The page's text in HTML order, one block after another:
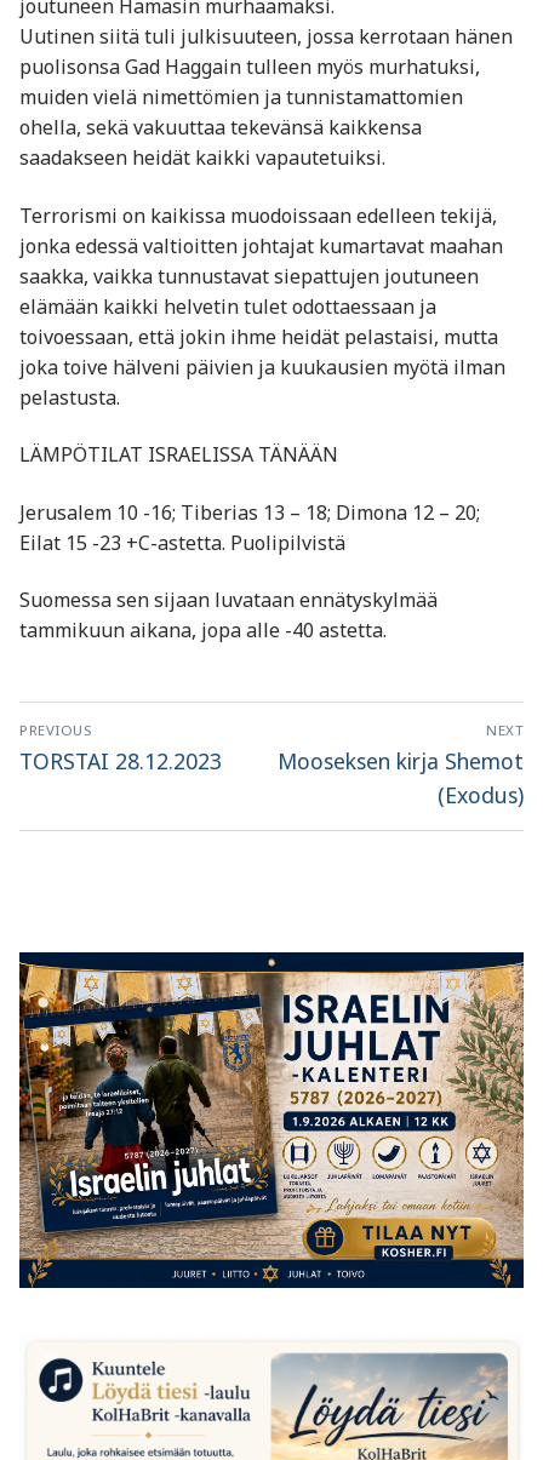
joutuneen Hamasin murhaamaksi.
Uutinen siitä tuli julkisuuteen, jossa kerrotaan hänen
puolisonsa Gad Haggain tulleen myös murhatuksi,
muiden vielä nimettömien ja tunnistamattomien
ohella, sekä vakuuttaa tekevänsä kaikkensa
saadakseen heidät kaikki vapautetuiksi.
Terrorismi on kaikissa muodoissaan edelleen tekijä,
jonka edessä valtioitten johtajat kumartavat maahan
saakka, vaikka tunnustavat siepattujen joutuneen
elämään kaikki helvetin tulet odottaessaan ja
toivoessaan, että jokin ihme heidät pelastaisi, mutta
joka toive hälveni päivien ja kuukausien myötä ilman
pelastusta.
LÄMPÖTILAT ISRAELISSA TÄNÄÄN
Jerusalem 10 -16; Tiberias 13 – 18; Dimona 12 – 20;
Eilat 15 -23 +C-astetta. Puolipilvistä
Suomessa sen sijaan luvataan ennätyskylmää
tammikuun aikana, jopa alle -40 astetta.
Artikkelien
selaus
PREVIOUS
Previous
TORSTAI 28.12.2023
NEXT
Next
Mooseksen kirja Shemot
(Exodus)